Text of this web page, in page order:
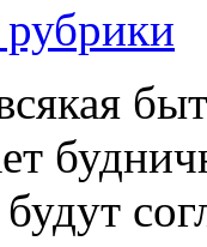
рубрики